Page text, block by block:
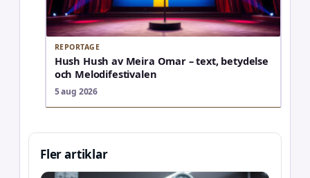
REPORTAGE
Hush Hush av Meira Omar – text, betydelse
och Melodifestivalen
5 aug 2026
Fler artiklar